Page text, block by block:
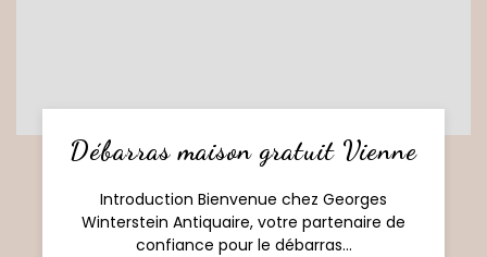
Débarras maison gratuit Vienne
Introduction Bienvenue chez Georges
Winterstein Antiquaire, votre partenaire de
confiance pour le débarras...